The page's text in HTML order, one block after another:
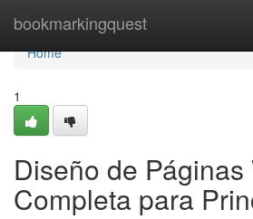
bookmarkingquest
Home
Home
1
Diseño de
Completa para